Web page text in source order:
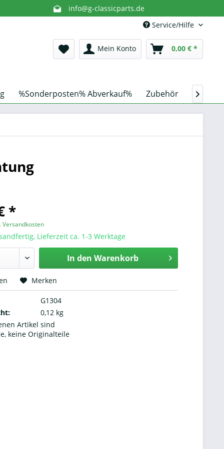
info@g-classicparts.de
Service/Hilfe
Mein Konto 0,00 € *
%Sonderposten% Abverkauf% Zubehör 
*
Versandkosten
Lieferzeit ca. 1-3 Werktage
In den Warenkorb
Merken
G1304
0,12 kg
Artikel sind
keine Originalteile